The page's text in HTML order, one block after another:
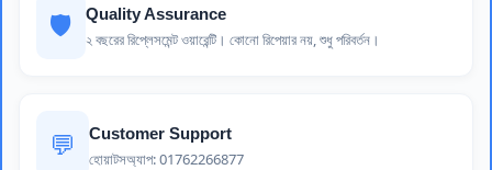
🛡️ Quality Assurance
২ বছরের রিপ্লেসমেন্ট ওয়ারেন্টি। কোনো রিপেয়ার নয়, শুধু পরিবর্তন।
💬 Customer Support
হোয়াটসঅ্যাপ: 01762266877